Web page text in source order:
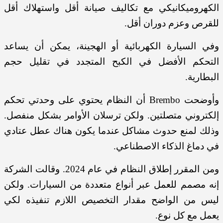
الكهروميكانيكي مع تكاليف صيانة أقل واستهلاك أقل
للقرص وعزم دوران أقل.
وفي السيارة الكهربائية أو الهجينة، يمكن أن يساعد
التحكم الأفضل في الكبح المتجدد في تقليل حجم
البطارية.
وأوضحت Brembo أن النظام يحتوي على وحدتي تحكم
إلكتروني متصلتين. ولكن ترسلان الأوامر بشكل منفصل.
وذلك لمنع حدوث مشاكل عندما يكون هناك عطل عتادي
في دماغ الذكاء الاصطناعي.
ومن المقرر إطلاق النظام في عام 2024. وقالت الشركة
إنه مصمم للعمل عبر أنواع متعددة من السيارات. ولكن
ليس من الواضح مقدار التخصيص اللازم تنفيذه لكي
يعمل مع كل نوع.